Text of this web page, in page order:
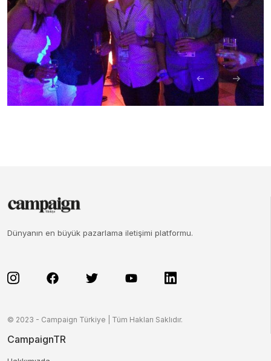
Dünyanın en büyük pazarlama iletişimi platformu.
© 2023 - Campaign Türkiye | Tüm Hakları Saklıdır.
CampaignTR